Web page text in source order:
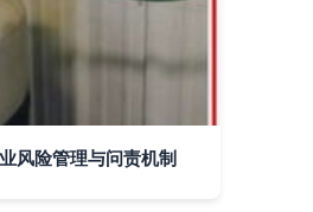
风险管理与问责机制